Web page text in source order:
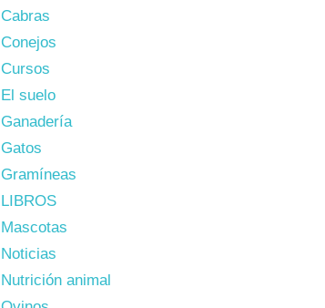
Cabras
Conejos
Cursos
El suelo
Ganadería
Gatos
Gramíneas
LIBROS
Mascotas
Noticias
Nutrición animal